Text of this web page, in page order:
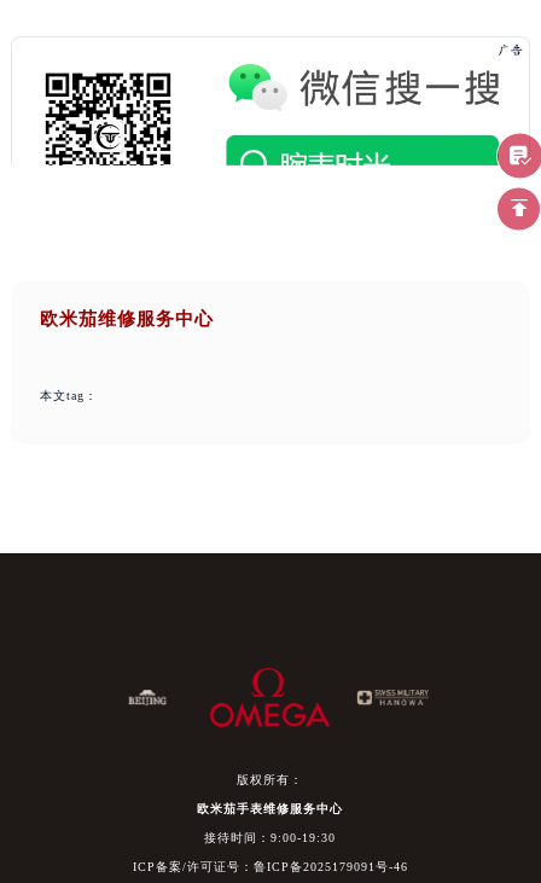
欧米茄维修服务中心
本文tag：
版权所有：
欧米茄手表维修服务中心
接待时间：9:00-19:30
ICP备案/许可证号：鲁ICP备2025179091号-46